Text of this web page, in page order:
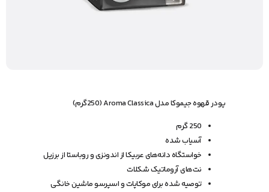
پودر قهوه جیموکا مدل Aroma Classica (250گرم)
250 گرم
آسیاب شده
خواستگاه دانه‌های عربیکا از اندونزی و روباستا از برزیل
نت‌های آروماتیک شکلات
توصیه شده برای موکاپات و اسپرسو ماشین خانگی